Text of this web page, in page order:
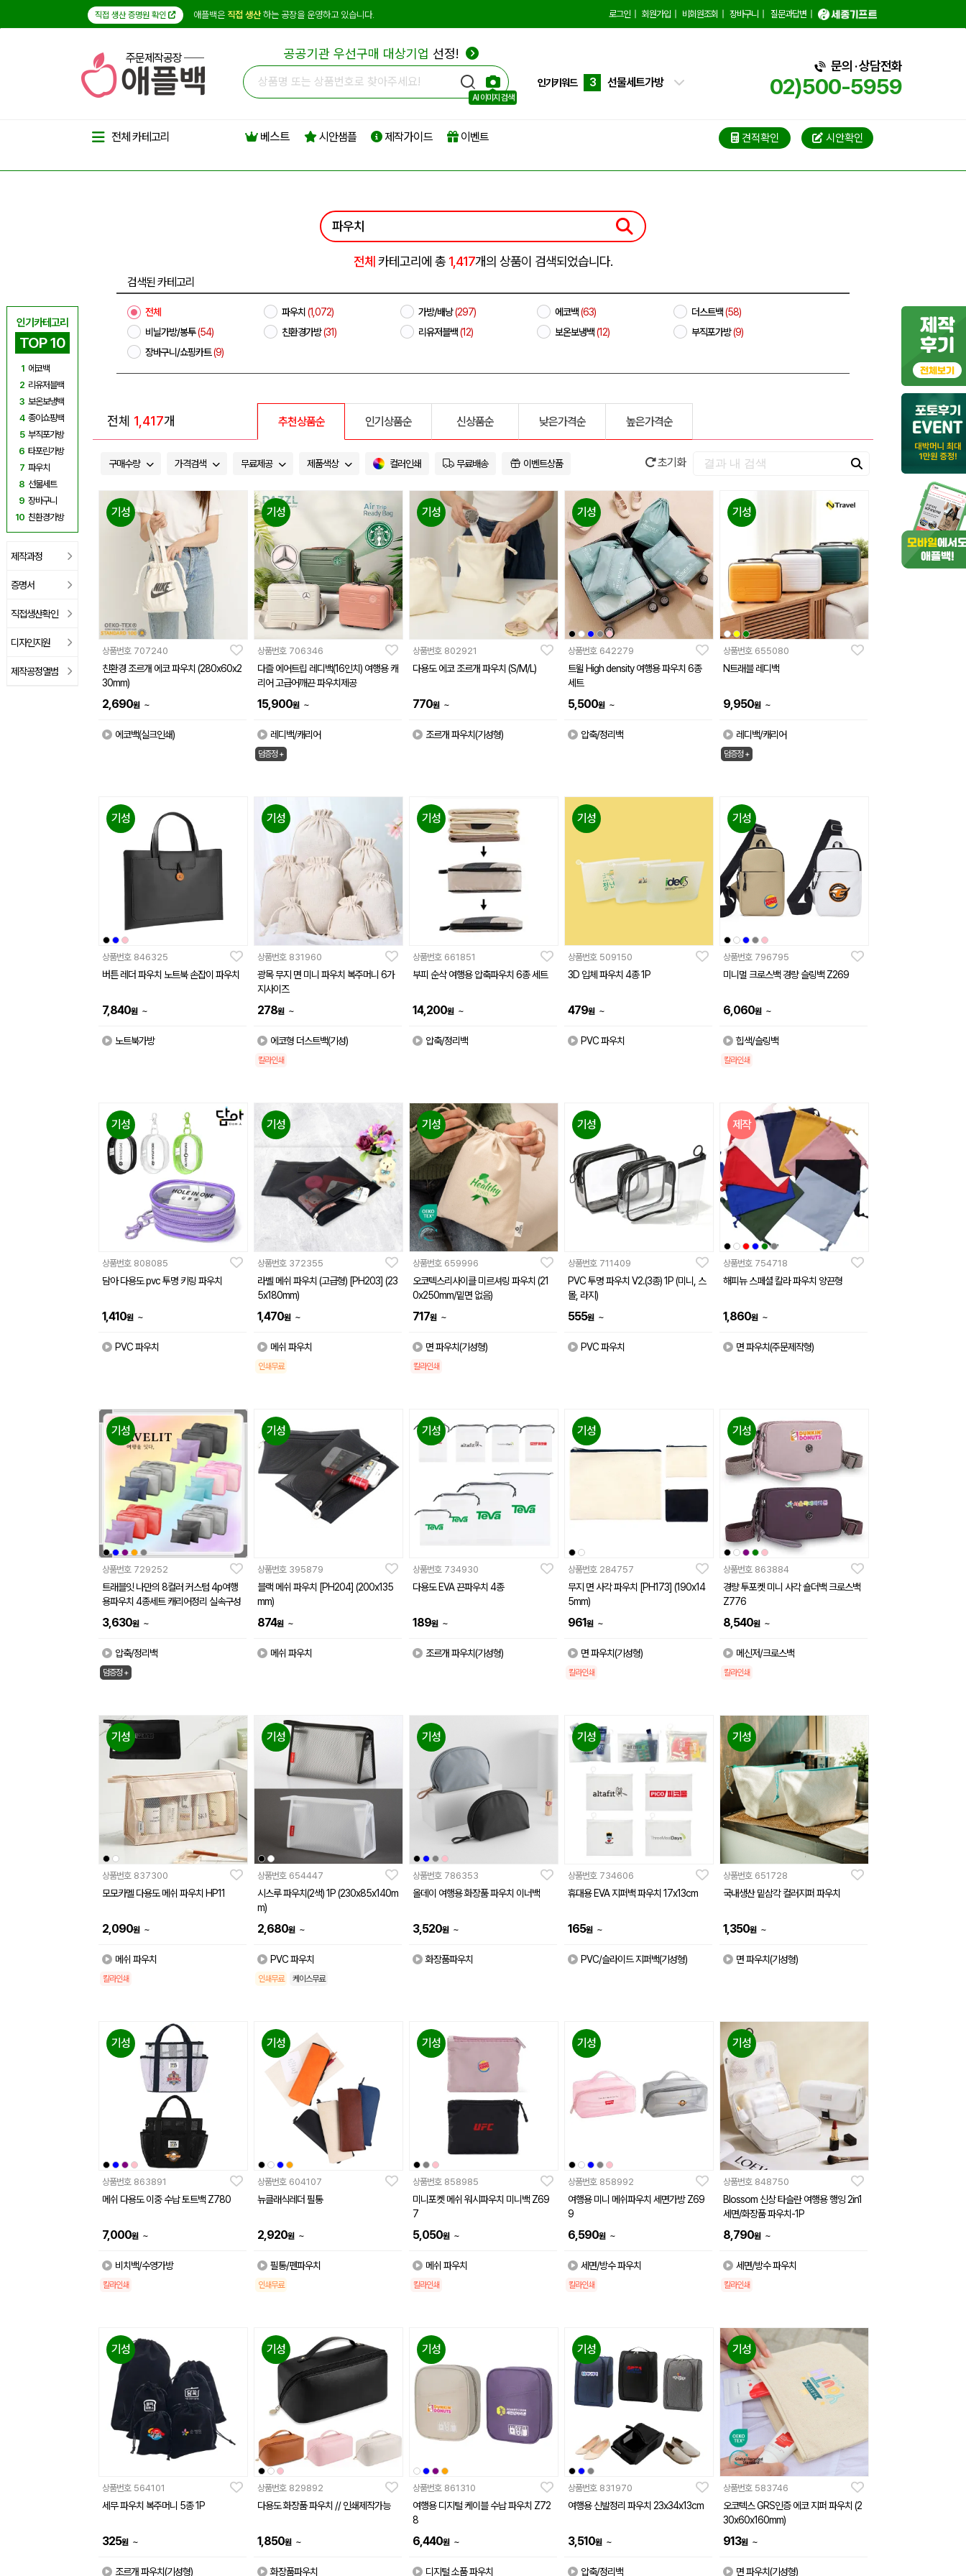
직접 생산 증명원 확인 애플백은 직접 생산하는 공장을 운영하고 있습니다. 로그인 회원가입 비회원조회 장바구니 질문과답변
주문제작공장 공공기관 우선구매 대상기업 선정!
AI 이미지 검색
인기키워드
에코백
4
7
파우치
친환경가방
10
더스트백
문의 · 상담전화
02)500-5959
인기카테고리
TOP 10
1 에코백
2 리유저블백
3 보온보냉백
4 종이쇼핑백
5 부직포가방
6 타포린가방
7 파우치
8 선물세트
9 장바구니
10 친환경가방
제작과정
증명서
직접생산확인
디자인지원
제작공정앨범
전체 카테고리 베스트 시안샘플 제작가이드 이벤트 견적확인 시안확인
전체 카테고리에 총 1,417개의 상품이 검색되었습니다.
검색된 카테고리
전체 파우치 (1,072) 가방/배낭(297) 에코백(63) 더스트백(58)
비닐가방/봉투(54) 친환경가방(31) 리유저블백(12) 보온보냉백(12) 부직포가방(9)
장바구니/쇼핑카트(9)
전체 1,417개 추천상품순 인기상품순 신상품순 낮은가격순 높은가격순
구매수량 가격검색 무료제공 제품색상 컬러인쇄 무료배송 이벤트상품 초기화
기성
상품번호 707240
친환경 조르개 에코 파우치 (280x60x2
30mm)
2,690원 ~
에코백(실크인쇄)
기성
상품번호 706346
다즐 에어트립 레디백(16인치) 여행용 캐
리어 고급어깨끈 파우치제공
15,900원 ~
레디백/캐리어
덤증정 +
기성
상품번호 802921
다용도 에코 조르개 파우치 (S/M/L)
770원 ~
조르개 파우치(기성형)
기성
상품번호 642279
트윌 High density 여행용 파우치 6종
세트
5,500원 ~
압축/정리백
기성
상품번호 655080
N트래블 레디백
9,950원 ~
레디백/캐리어
덤증정 +
기성
상품번호 846325
버튼 레더 파우치 노트북 손잡이 파우치
7,840원 ~
노트북가방
기성
상품번호 831960
광목 무지 면 미니 파우치 복주머니 6가
지사이즈
278원 ~
에코형 더스트백(기성)
칼라인쇄
기성
상품번호 661851
부피 순삭 여행용 압축파우치 6종 세트
14,200원 ~
압축/정리백
기성
상품번호 509150
3D 입체 파우치 4종 1P
479원 ~
PVC 파우치
기성
상품번호 796795
미니멀 크로스백 경량 슬링백 Z269
6,060원 ~
힙색/슬링백
칼라인쇄
기성
상품번호 808085
담아 다용도 pvc 투명 키링 파우치
1,410원 ~
PVC 파우치
기성
상품번호 372355
라벨 메쉬 파우치 (고급형) [PH203] (23
5x180mm)
1,470원 ~
메쉬 파우치
인쇄무료
기성
상품번호 659996
오코텍스리사이클 미르셔링 파우치 (21
0x250mm/밑면 없음)
717원 ~
면 파우치(기성형)
칼라인쇄
기성
상품번호 711409
PVC 투명 파우치 V2.(3종) 1P (미니, 스
몰, 라지)
555원 ~
PVC 파우치
제작
상품번호 754718
해피뉴 스페셜 칼라 파우치 양끈형
1,860원 ~
면 파우치(주문제작형)
기성
상품번호 729252
트래블잇 나만의 8컬러 커스텀 4p여행
용파우치 4종세트 캐리어정리 실속구성
3,630원 ~
압축/정리백
덤증정 +
기성
상품번호 395879
블랙 메쉬 파우치 [PH204] (200x135
mm)
874원 ~
메쉬 파우치
기성
상품번호 734930
다용도 EVA 끈파우치 4종
189원 ~
조르개 파우치(기성형)
기성
상품번호 284757
무지 면 사각 파우치 [PH173] (190x14
5mm)
961원 ~
면 파우치(기성형)
칼라인쇄
기성
상품번호 863884
경량 투포켓 미니 사각 숄더백 크로스백
Z776
8,540원 ~
메신저/크로스백
칼라인쇄
기성
상품번호 837300
모모카멜 다용도 메쉬 파우치 HP11
2,090원 ~
메쉬 파우치
칼라인쇄
기성
상품번호 654447
시스루 파우치(2색) 1P (230x85x140m
m)
2,680원 ~
PVC 파우치
인쇄무료 케이스무료
기성
상품번호 786353
올데이 여행용 화장품 파우치 이너백
3,520원 ~
화장품파우치
기성
상품번호 734606
휴대용 EVA 지퍼백 파우치 17x13cm
165원 ~
PVC/슬라이드 지퍼백(기성형)
기성
상품번호 651728
국내생산 밑삼각 컬러지퍼 파우치
1,350원 ~
면 파우치(기성형)
기성
상품번호 863891
메쉬 다용도 이중 수납 토트백 Z780
7,000원 ~
비치백/수영가방
칼라인쇄
기성
상품번호 604107
뉴클래식레더 필통
2,920원 ~
필통/펜파우치
인쇄무료
기성
상품번호 858985
미니포켓 메쉬 워시파우치 미니백 Z69
7
5,050원 ~
메쉬 파우치
칼라인쇄
기성
상품번호 858992
여행용 미니 메쉬파우치 세면가방 Z69
9
6,590원 ~
세면/방수 파우치
칼라인쇄
기성
상품번호 848750
Blossom 신상 타슬란 여행용 행잉 2in1
세면/화장품 파우치-1P
8,790원 ~
세면/방수 파우치
칼라인쇄
기성
상품번호 564101
세무 파우치 복주머니 5종 1P
325원 ~
조르개 파우치(기성형)
기성
상품번호 829892
다용도 화장품 파우치 // 인쇄제작가능
1,850원 ~
화장품파우치
기성
상품번호 861310
여행용 디지털 케이블 수납 파우치 Z72
8
6,440원 ~
디지털 소품 파우치
기성
상품번호 831970
여행용 신발정리 파우치 23x34x13cm
3,510원 ~
압축/정리백
기성
상품번호 583746
오코텍스 GRS인증 에코 지퍼 파우치 (2
30x60x160mm)
913원 ~
면 파우치(기성형)